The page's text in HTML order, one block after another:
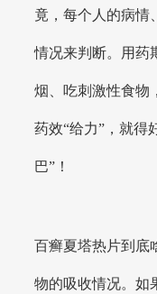
竟，每个人的病情
情况来判断。用药
烟、吃刺激性食物
药效“给力”，就得
巴”！
百癣夏塔热片到底
物的吸收情况。如